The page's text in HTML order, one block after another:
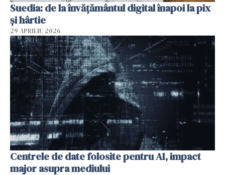
Suedia: de la învățământul digital înapoi la pix
și hârtie
29 APRILIE 2026
Centrele de date folosite pentru AI, impact
major asupra mediului